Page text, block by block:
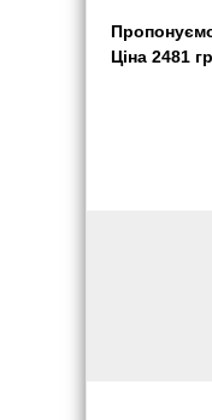
Ціна 2481